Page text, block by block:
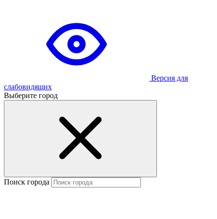
Версия для
слабовидящих
Выберите город
Поиск города